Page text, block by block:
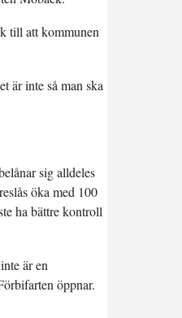
till att kommunen
är inte så man ska
sig alldeles
öka med 100
ha bättre kontroll
är en
öppnar.